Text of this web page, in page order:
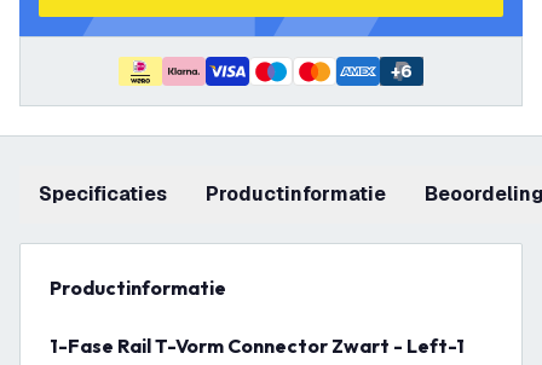
+6
Specificaties productinformatie
productinformatie
1-Fase Rail T-Vorm Connector Zwart - Left-1